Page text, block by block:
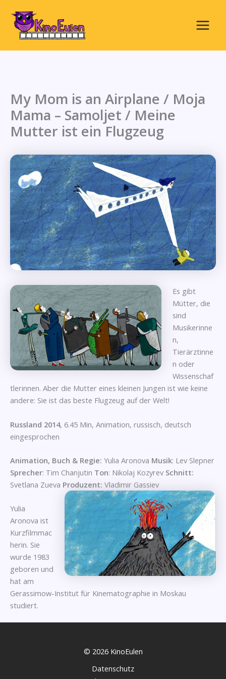
Inhalt
springen
Main
Menu
My Mom is an Airplane / Moja
Mama – Samoljet / Meine
Mutter ist ein Flugzeug
Es gibt
Mütter, die
sind
Musikerinne
n,
Tierärztinne
n oder
Wissenschaf
tlerinnen. Aber die Mutter eines kleinen Jungen ist wie keine
andere: Sie ist das beste Flugzeug auf der Welt!
Russland 2014, 6.45 Min, Animation, russisch, deutsch
eingesprochen
Animation, Buch & Regie: Yulia Aronova Musik: Lev Slepner
Sprecher: Tim Chanjutin Ton: Nikolaj Kozyrev Schnitt:
Svetlana Zueva Produzent: Vladimir Gassiev
Yulia
Aronova ist
Kurzfilmmac
herin. Sie
wurde 1983
geboren und
hat am
Gerassimow-Institut für Kinematographie in Moskau
studiert.
© 2026 KinoEulen
Datenschutz